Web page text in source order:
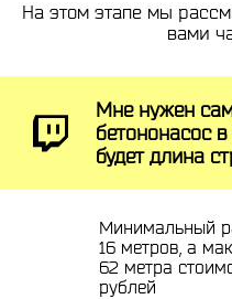
На этом этапе мы
вами
Мне нужен
бетононасос
будет длина
Минимальный
16 метров, а
62 метра
рублей